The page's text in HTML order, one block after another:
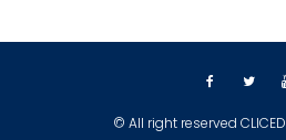
© All right reserved